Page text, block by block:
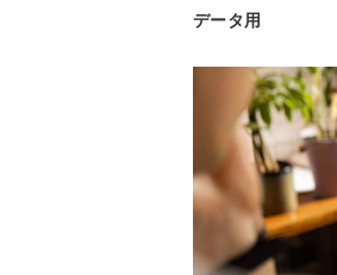
データ用